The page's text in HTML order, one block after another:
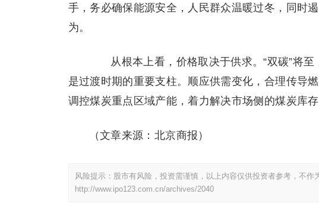
手，务必确保能源安全，人民群众温暖过冬，同时
为。
从根本上看，价格取决于供求。“双碳”将至
是过渡时期的重要支柱。顺应供需变化，合理传导
调控煤炭重点区域产能，着力解决市场侧的煤炭库
（文章来源：北京商报）
风险提示：股市有风险，投资需谨慎，以上内容仅供投资者参考，不作
http://www.ipo123.com.cn/archives/2040